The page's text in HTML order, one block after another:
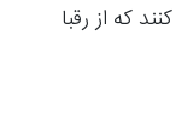
که از رقبا